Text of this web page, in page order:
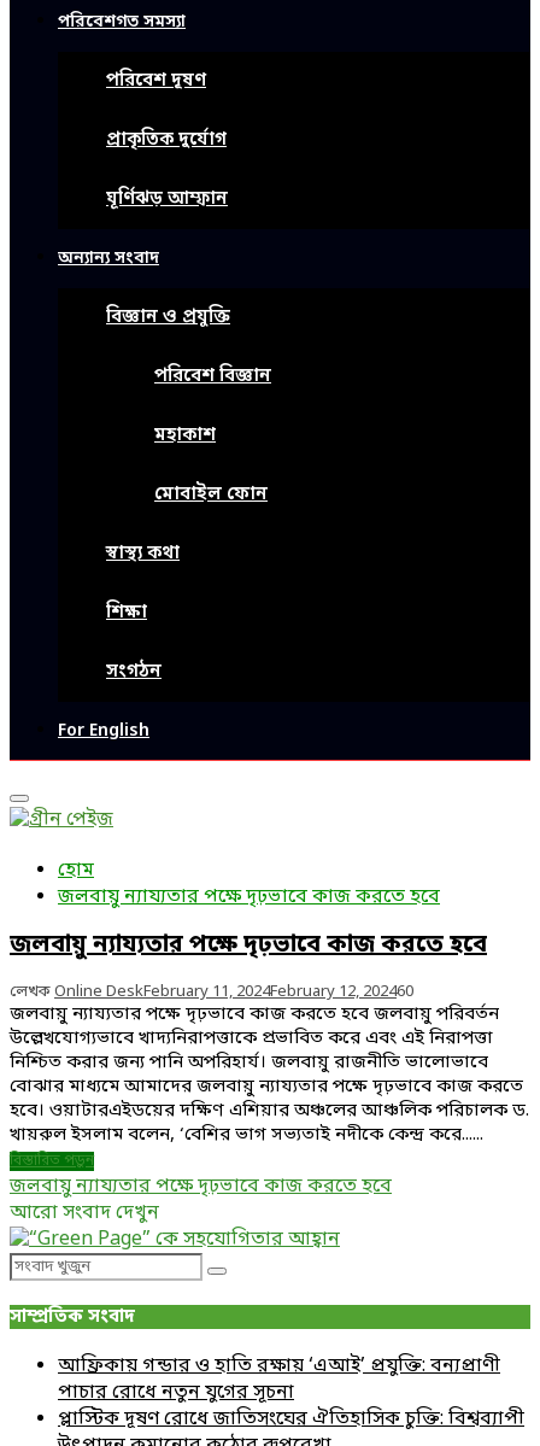
পরিবেশগত সমস্যা
পরিবেশ দূষণ
প্রাকৃতিক দুর্যোগ
ঘূর্ণিঝড় আম্ফান
অন্যান্য সংবাদ
বিজ্ঞান ও প্রযুক্তি
পরিবেশ বিজ্ঞান
মহাকাশ
মোবাইল ফোন
স্বাস্থ্য কথা
শিক্ষা
সংগঠন
For English
Primary
Menu
হোম
জলবায়ু ন্যায্যতার পক্ষে দৃঢ়ভাবে কাজ করতে হবে
জলবায়ু ন্যায্যতার পক্ষে দৃঢ়ভাবে কাজ করতে হবে
লেখকOnline DeskFebruary 11, 2024February 12, 202460
জলবায়ু ন্যায্যতার পক্ষে দৃঢ়ভাবে কাজ করতে হবে জলবায়ু পরিবর্তন
উল্লেখযোগ্যভাবে খাদ্যনিরাপত্তাকে প্রভাবিত করে এবং এই নিরাপত্তা
নিশ্চিত করার জন্য পানি অপরিহার্য। জলবায়ু রাজনীতি ভালোভাবে
বোঝার মাধ্যমে আমাদের জলবায়ু ন্যায্যতার পক্ষে দৃঢ়ভাবে কাজ করতে
হবে। ওয়াটারএইডয়ের দক্ষিণ এশিয়ার অঞ্চলের আঞ্চলিক পরিচালক ড.
খায়রুল ইসলাম বলেন, ‘বেশির ভাগ সভ্যতাই নদীকে কেন্দ্র করে......
বিস্তারিত পড়ুন
জলবায়ু ন্যায্যতার পক্ষে দৃঢ়ভাবে কাজ করতে হবে
আরো সংবাদ দেখুন
Search
Search
সাম্প্রতিক সংবাদ
আফ্রিকায় গন্ডার ও হাতি রক্ষায় ‘এআই’ প্রযুক্তি: বন্যপ্রাণী
পাচার রোধে নতুন যুগের সূচনা
প্লাস্টিক দূষণ রোধে জাতিসংঘের ঐতিহাসিক চুক্তি: বিশ্বব্যাপী